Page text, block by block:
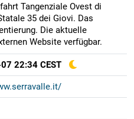
Tangenziale Ovest di
35 dei Giovi. Das
Die aktuelle
Website verfügbar.
22:34 CEST